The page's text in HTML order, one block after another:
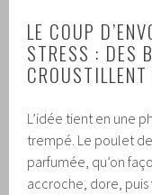
LE COUP
STRESS : DES
L’idée tient en une
trempé. Le poulet
parfumée, qu’on
accroche, dore,